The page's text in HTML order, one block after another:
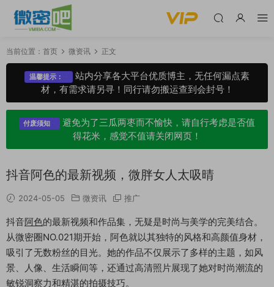
当前位置： 首页 微资讯 正文
温馨提示：
站内分享各大平台优质博主，无任何漏点素
材，有需求请另寻！同行请勿搬运查到会封号！
付废须知
避免为了三瓜两枣而不愉快，请自行考虑是否值
得花米，感觉不值请关闭网页！
抖音阿色的最新视频，微胖女人太吸晴
2024-05-05 微资讯 推广
抖音阿色的最新视频和作品集，无疑是时尚与美学的完美结合。
从微密圈NO.021期开始，阿色就以其独特的风格和高颜值身材，
吸引了无数粉丝的目光。她的作品不仅展示了多样的主题，如风
景、人像、生活瞬间等，还通过高清照片展现了她对时尚潮流的
敏锐洞察力和精湛的拍摄技巧。